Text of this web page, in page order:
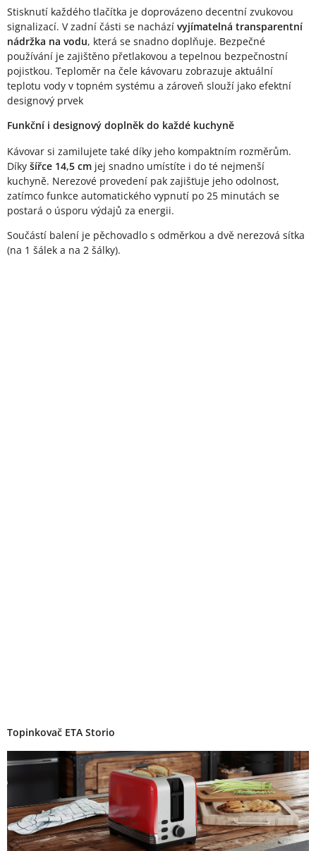
Stisknutí každého tlačítka je doprovázeno decentní zvukovou
signalizací. V zadní části se nachází vyjímatelná transparentní
nádržka na vodu, která se snadno doplňuje. Bezpečné
používání je zajištěno přetlakovou a tepelnou bezpečnostní
pojistkou. Teploměr na čele kávovaru zobrazuje aktuální
teplotu vody v topném systému a zároveň slouží jako efektní
designový prvek
Funkční i designový doplněk do každé kuchyně
Kávovar si zamilujete také díky jeho kompaktním rozměrům.
Díky šířce 14,5 cm jej snadno umístíte i do té nejmenší
kuchyně. Nerezové provedení pak zajišťuje jeho odolnost,
zatímco funkce automatického vypnutí po 25 minutách se
postará o úsporu výdajů za energii.
Součástí balení je pěchovadlo s odměrkou a dvě nerezová sítka
(na 1 šálek a na 2 šálky).
Topinkovač ETA Storio